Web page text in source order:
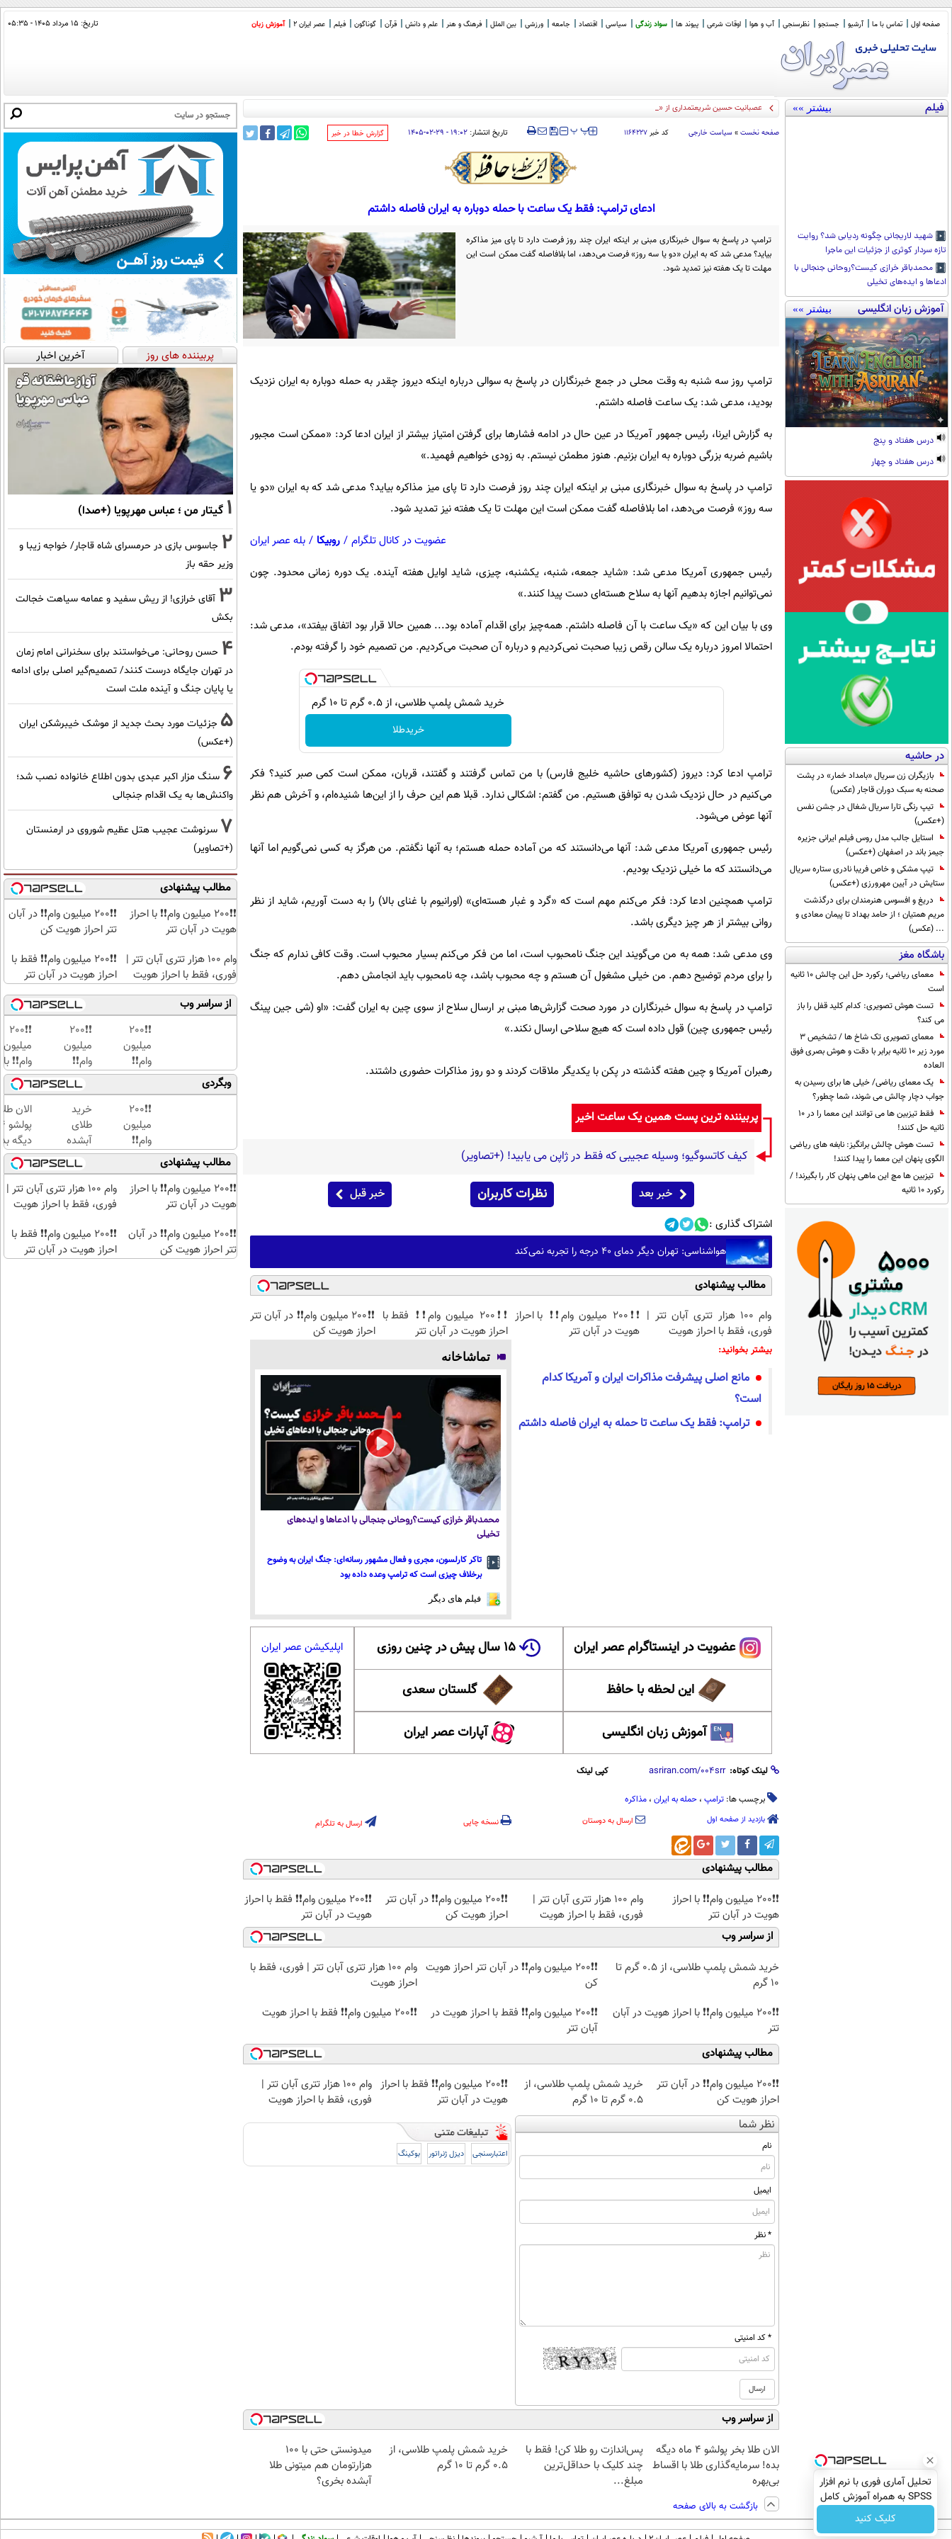
صفحه اول تماس با ما آرشیو جستجو نظرسنجی آب و هوا اوقات شرعی پیوند ها سواد زندگی سیاسی اقتصاد جامعه ورزشی بین الملل فرهنگ و هنر علم و دانش قرآن گوناگون فیلم عصر ایران 2 آموزش زبان تاریخ: ۱۵ مرداد ۱۴۰۵ - ۰۵:۳۵
فیلم بیشتر »»
شهید لاریجانی چگونه ردیابی شد؟ روایت
تازه سردار کوثری از جزئیات این ماجرا
محمدباقر خرازی کیست؟روحانی جنجالی با
ادعاها و ایده‌های تخیلی
آموزش زبان انگلیسی بیشتر »»
درس هفتاد و پنج
درس هفتاد و چهار
در حاشیه
بازیگران زن سریال «بامداد خمار» در پشت
صحنه به سبک دوران قاجار (عکس)
تیپ رنگی تارا سریال شغال در جشن نفس
(+عکس)
استایل جالب مدل روس فیلم ایرانی جزیره
جیمز باند در اصفهان (+عکس)
تیپ مشکی و خاص فریبا نادری ستاره سریال
ستایش در آیین مهرورزی (+عکس)
دریغ و افسوس هنرمندان برای درگذشت
مریم همتیان ؛ از حامد بهداد تا پیمان معادی و
... (عکس)
باشگاه مغز
معمای ریاضی؛ رکورد حل این چالش 10 ثانیه
است
تست هوش تصویری: کدام کلید قفل را باز
می کند؟
معمای تصویری تک شاخ ها / تشخیص 3
مورد زیر 10 ثانیه برابر با دقت و هوش بصری فوق
العاده
یک معمای ریاضی/ خیلی ها برای رسیدن به
جواب دچار چالش می شوند، شما چطور؟
فقط تیزبین ها می توانند این معما را در 10
ثانیه حل کنند!
تست هوش چالش برانگیز: نابغه های ریاضی
الگوی پنهان این معما را پیدا کنند!
تیزبین ها مچ این ماهی پنهان کار را بگیرند! /
رکورد 10 ثانیه
عصبانیت حسین شریعتمداری از «تفاهم با عمان»: ب
صفحه نخست » سیاست خارجی کد خبر۱۱۶۴۲۲۷ ‍‍‍ پ پ تاریخ انتشار:۱۹:۰۲ - ۲۹-۰۲-۱۴۰۵ ‌گزارش خطا در خبر
ادعای ترامپ: فقط یک ساعت با حمله دوباره به ایران فاصله داشتم
ترامپ در پاسخ به سوال خبرنگاری مبنی بر اینکه ایران چند روز فرصت دارد تا پای میز مذاکره
بیاید؟ مدعی شد که به ایران «دو یا سه روز» فرصت می‌دهد، اما بلافاصله گفت ممکن است این
مهلت تا یک هفته نیز تمدید شود.
ترامپ روز سه شنبه به وقت محلی در جمع خبرنگاران در پاسخ به سوالی درباره اینکه دیروز چقدر به حمله دوباره به ایران نزدیک
بودید، مدعی شد: یک ساعت فاصله داشتم.
به گزارش ایرنا، رئیس جمهور آمریکا در عین حال در ادامه فشارها برای گرفتن امتیاز بیشتر از ایران ادعا کرد: «ممکن است مجبور
باشیم ضربه بزرگی دوباره به ایران بزنیم. هنوز مطمئن نیستم. به زودی خواهیم فهمید.»
ترامپ در پاسخ به سوال خبرنگاری مبنی بر اینکه ایران چند روز فرصت دارد تا پای میز مذاکره بیاید؟ مدعی شد که به ایران «دو یا
سه روز» فرصت می‌دهد، اما بلافاصله گفت ممکن است این مهلت تا یک هفته نیز تمدید شود.
عضویت در کانال تلگرام / روبیکا / بله عصر ایران
رئیس جمهوری آمریکا مدعی شد: «شاید جمعه، شنبه، یکشنبه، چیزی، شاید اوایل هفته آینده. یک دوره زمانی محدود. چون
نمی‌توانیم اجازه بدهیم آنها به سلاح هسته‌ای دست پیدا کنند.»
وی با بیان این که «یک ساعت با آن فاصله داشتم. همه‌چیز برای اقدام آماده بود... همین حالا قرار بود اتفاق بیفتد»، مدعی شد:
احتمالا امروز درباره یک سالن رقص زیبا صحبت نمی‌کردیم و درباره آن صحبت می‌کردیم. من تصمیم خود را گرفته بودم.
خرید شمش پلمپ طلاسی، از ۰.۵ گرم تا ۱۰ گرم
خریدطلا
ترامپ ادعا کرد: دیروز (کشورهای حاشیه خلیج فارس) با من تماس گرفتند و گفتند، قربان، ممکن است کمی صبر کنید؟ فکر
می‌کنیم در حال نزدیک شدن به توافق هستیم. من گفتم: اشکالی ندارد. قبلا هم این حرف را از این‌ها شنیده‌ام، و آخرش هم نظر
آنها عوض می‌شود.
رئیس جمهوری آمریکا مدعی شد: آنها می‌دانستند که من آماده حمله هستم؛ به آنها نگفتم. من هرگز به کسی نمی‌گویم اما آنها
می‌دانستند که ما خیلی نزدیک بودیم.
ترامپ همچنین ادعا کرد: فکر می‌کنم مهم است که «گرد و غبار هسته‌ای» (اورانیوم با غنای بالا) را به دست آوریم، شاید از نظر
روانی بیشتر از هر چیز دیگری باشد.
وی مدعی شد: همه به من می‌گویند این جنگ نامحبوب است، اما من فکر می‌کنم بسیار محبوب است. وقت کافی ندارم که جنگ
را برای مردم توضیح دهم. من خیلی مشغول آن هستم و چه محبوب باشد، چه نامحبوب باید انجامش دهم.
ترامپ در پاسخ به سوال خبرنگاران در مورد صحت گزارش‌ها مبنی بر ارسال سلاح از سوی چین به ایران گفت: «او (شی جین پینگ
رئیس جمهوری چین) قول داده است که هیچ سلاحی ارسال نکند.»
رهبران آمریکا و چین هفته گذشته در پکن با یکدیگر ملاقات کردند و دو روز مذاکرات حضوری داشتند.
پربیننده ترین پست همین یک ساعت اخیر
کیف کاتسوگیو؛ وسیله عجیبی که فقط در ژاپن می یابید! (+تصاویر)
خبر بعد نظرات کاربران خبر قبل
اشتراک گذاری :
هواشناسی: تهران دیگر دمای ۴۰ درجه را تجربه نمی‌کند
مطالب پیشنهادی
وام 100 هزار تتری آبان تتر |
فوری، فقط با احراز هویت
❗❗200 میلیون وام❗❗ با احراز
هویت در آبان تتر
❗❗200 میلیون وام❗❗ فقط با
احراز هویت در آبان تتر
❗❗200 میلیون وام❗❗ در آبان تتر
احراز هویت کن
بیشتر بخوانید:
مانع اصلی پیشرفت مذاکرات ایران و آمریکا کدام
است؟
ترامپ: فقط یک ساعت تا حمله به ایران فاصله داشتم
تماشاخانه
محمدباقر خرازی کیست؟روحانی جنجالی با ادعاها و ایده‌های
تخیلی
تاکر کارلسون، مجری و فعال مشهور رسانه‌ای: جنگ ایران به وضوح
برخلاف چیزی است که ترامپ وعده داده بود
فیلم های دیگر
عضویت در اینستاگرام عصر ایران ۱۵ سال پیش در چنین روزی
این لحظه با حافظ گلستان سعدی
آموزش زبان انگلیسی آپارات عصر ایران
اپلیکیشن عصر ایران
لینک کوتاه: کپی لینک
برچسب ها: ترامپ ، حمله به ایران ، مذاکره
بازدید از صفحه اول ارسال به دوستان نسخه چاپی ارسال به تلگرام
مطالب پیشنهادی
❗❗200 میلیون وام❗❗ با احراز
هویت در آبان تتر
وام 100 هزار تتری آبان تتر |
فوری، فقط با احراز هویت
❗❗200 میلیون وام❗❗ در آبان تتر
احراز هویت کن
❗❗200 میلیون وام❗❗ فقط با احراز
هویت در آبان تتر
از سراسر وب
خرید شمش پلمپ طلاسی، از ۰.۵ گرم تا
۱۰ گرم
❗❗200 میلیون وام❗❗ در آبان تتر احراز هویت
کن
وام 100 هزار تتری آبان تتر | فوری، فقط با
احراز هویت
❗❗200 میلیون وام❗❗ با احراز هویت در آبان
تتر
❗❗200 میلیون وام❗❗ فقط با احراز هویت در
آبان تتر
❗❗200 میلیون وام❗❗ فقط با احراز هویت
مطالب پیشنهادی
❗❗200 میلیون وام❗❗ در آبان تتر
احراز هویت کن
خرید شمش پلمپ طلاسی، از
۰.۵ گرم تا ۱۰ گرم
❗❗200 میلیون وام❗❗ فقط با احراز
هویت در آبان تتر
وام 100 هزار تتری آبان تتر |
فوری، فقط با احراز هویت
نظر شما
نام
ایمیل
* نظر
* کد امنیتی
اعتبارسنجی دیزل ژنراتور بوکینگ
از سراسر وب
الان طلا بخر پولشو 4 ماه دیگه
بده! سرمایه‌گذاری طلا با اقساط
بی‌بهره
پس‌اندازت رو طلا کن! فقط با
چند کلیک با حداقل‌ترین
مبلغ...
خرید شمش پلمپ طلاسی، از
۰.۵ گرم تا ۱۰ گرم
میدونستی حتی با ۱۰۰
هزارتومان هم میتونی طلا
آبشده بخری؟
بازگشت به بالای صفحه
پربیننده های روز آخرین اخبار
1 گیتار من ؛ عباس مهرپویا (+صدا)
2 جاسوس بازی در حرمسرای شاه قاجار/ خواجه زیبا و
وزیر حقه باز
3 آقای خرازی! از ریش سفید و عمامه سیاهت خجالت
بکش
4 حسن روحانی: می‌خواستند برای سخنرانی امام زمان
در تهران جایگاه درست کنند/ تصمیم‌گیر اصلی برای ادامه
یا پایان جنگ و آینده ملت است
5 جزئیات مورد بحث جدید از موشک خیبرشکن ایران
(+عکس)
6 سنگ مزار اکبر عبدی بدون اطلاع خانواده نصب شد؛
واکنش‌ها به یک اقدام جنجالی
7 سرنوشت عجیب هتل عظیم شوروی در ارمنستان
(+تصاویر)
مطالب پیشنهادی
❗❗200 میلیون وام❗❗ با احراز
هویت در آبان تتر
❗❗200 میلیون وام❗❗ در آبان
تتر احراز هویت کن
وام 100 هزار تتری آبان تتر |
فوری، فقط با احراز هویت
❗❗200 میلیون وام❗❗ فقط با
احراز هویت در آبان تتر
از سراسر وب
❗❗200
میلیون
وام❗❗
فقط با
احراز
هویت
در
آبان
تتر
❗❗200
میلیون
وام❗❗
در
آبان
تتر
احراز
هویت
کن
❗❗200
میلیون
وام❗❗ با
احراز
هویت
در
آبان
تتر
وبگردی
❗❗200
میلیون
وام❗❗
در
آبان
تتر
کن
خرید
طلای
آبشده
حتی با
۱۰۰هزارتومان
الان
دیگه
طلا با
بی‌بهره
مطالب پیشنهادی
❗❗200 میلیون وام❗❗ با احراز
هویت در آبان تتر
وام 100 هزار تتری آبان تتر |
فوری، فقط با احراز هویت
❗❗200 میلیون وام❗❗ در آبان
تتر احراز هویت کن
❗❗200 میلیون وام❗❗ فقط با
احراز هویت در آبان تتر
تحلیل آماری فوری با نرم افزار
SPSS به همراه آموزش کامل
حتی یک روزه !!
کلیک کنید